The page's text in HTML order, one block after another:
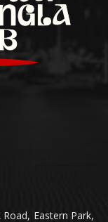
Eastern Park,